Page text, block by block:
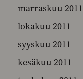
marraskuu 2011
lokakuu 2011
syyskuu 2011
kesäkuu 2011